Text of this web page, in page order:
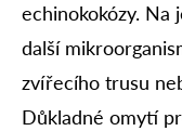
echinokokózy. Na
další
zvířecího trusu
Důkladné omytí